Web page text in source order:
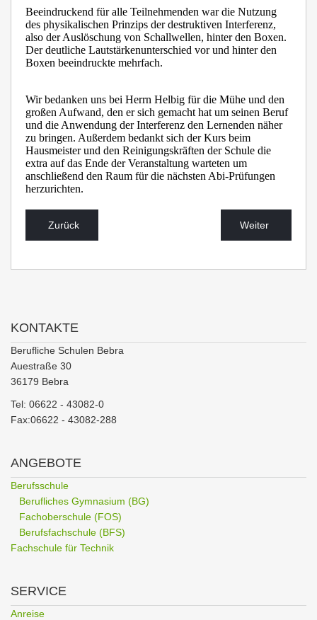
Beeindruckend für alle Teilnehmenden war die Nutzung
des physikalischen Prinzips der destruktiven Interferenz,
also der Auslöschung von Schallwellen, hinter den Boxen.
Der deutliche Lautstärkenunterschied vor und hinter den
Boxen beeindruckte mehrfach.
Wir bedanken uns bei Herrn Helbig für die Mühe und den
großen Aufwand, den er sich gemacht hat um seinen Beruf
und die Anwendung der Interferenz den Lernenden näher
zu bringen. Außerdem bedankt sich der Kurs beim
Hausmeister und den Reinigungskräften der Schule die
extra auf das Ende der Veranstaltung warteten um
anschließend den Raum für die nächsten Abi-Prüfungen
herzurichten.
Zurück Weiter
KONTAKTE
Berufliche Schulen Bebra
Auestraße 30
36179 Bebra
Tel: 06622 - 43082-0
Fax:06622 - 43082-288
ANGEBOTE
Berufsschule
Berufliches Gymnasium (BG)
Fachoberschule (FOS)
Berufsfachschule (BFS)
Fachschule für Technik
SERVICE
Anreise